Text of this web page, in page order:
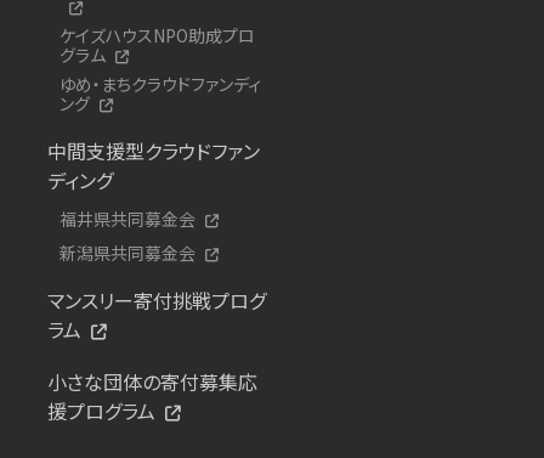
ケイズハウスNPO助成プロ
グラム
ゆめ・まちクラウドファンディ
ング
中間支援型クラウドファン
ディング
福井県共同募金会
新潟県共同募金会
マンスリー寄付挑戦プログ
ラム
小さな団体の寄付募集応
援プログラム